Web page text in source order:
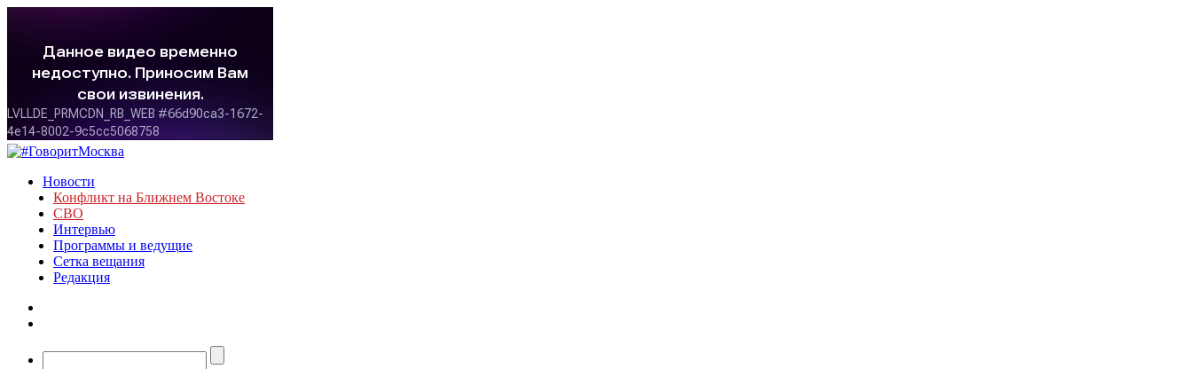
Новости
Конфликт на Ближнем Востоке
СВО
Интервью
Программы и ведущие
Сетка вещания
Редакция